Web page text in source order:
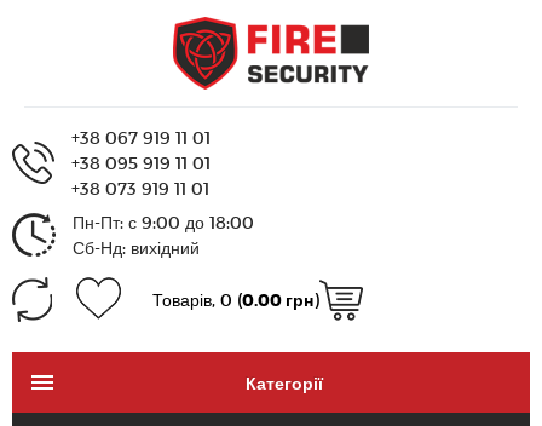
+38 067 919 11 01
+38 095 919 11 01
+38 073 919 11 01
Пн-Пт: с 9:00 до 18:00
Сб-Нд: вихідний
Товарів, 0 (0.00 грн)
Категорії